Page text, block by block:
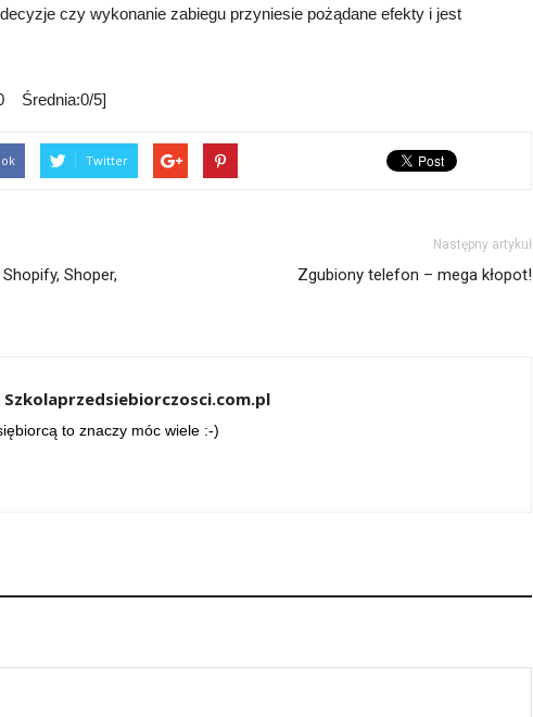
czy wykonanie zabiegu przyniesie pożądane efekty i jest
Średnia:0/5]
Twitter
Shoper,
Następny artykuł
Zgubiony telefon – mega kłopot!
Szkolaprzedsiebiorczosci.com.pl
to znaczy móc wiele :-)